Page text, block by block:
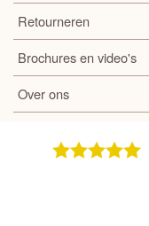
Retourneren
Brochures en video's
Over ons